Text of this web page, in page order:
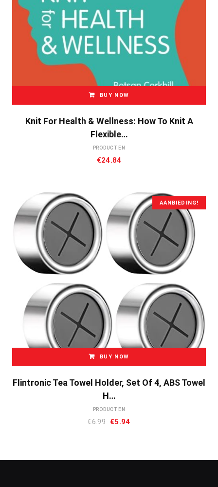
BUY NOW
Knit For Health & Wellness: How To Knit A
Flexible…
PRODUCTEN
€24.84
AANBIEDING!
BUY NOW
Flintronic Tea Towel Holder, Set Of 4, ABS Towel
H…
PRODUCTEN
€6.99 Oorspronkelijke
€5.94Huidige